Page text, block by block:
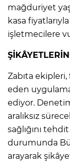
mağduriyet
kasa
işletmecilere
Zabıta ekipleri,
eden
ediyor.
aralıksız
sağlığını
durumunda
arayarak